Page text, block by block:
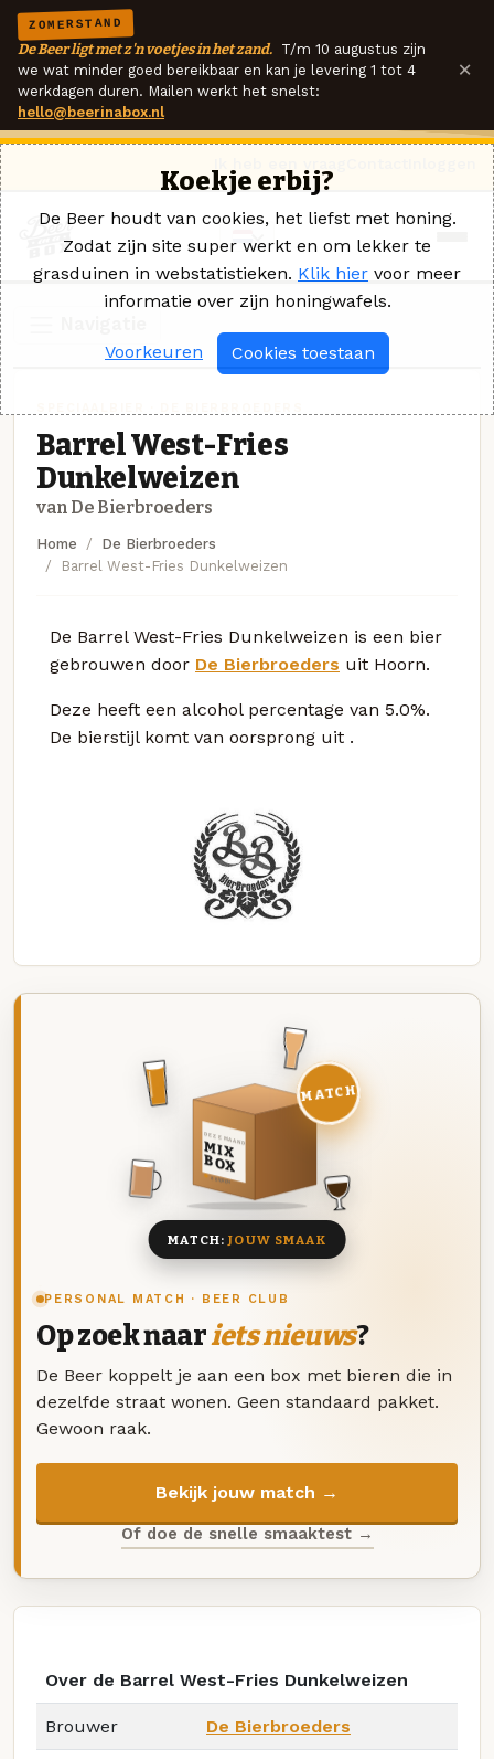
ZOMERSTAND
De Beer ligt met z'n voetjes in het zand. T/m 10 augustus zijn
we wat minder goed bereikbaar en kan je levering 1 tot 4
werkdagen duren. Mailen werkt het snelst:
hello@beerinabox.nl
×
Barrel West-Fries
Dunkelweizen
van De Bierbroeders
Home
De Bierbroeders
Barrel West-Fries Dunkelweizen
De Barrel West-Fries Dunkelweizen is een bier
gebrouwen door De Bierbroeders uit Hoorn.
Deze heeft een alcohol percentage van 5.0%.
De bierstijl komt van oorsprong uit .
PERSONAL MATCH · BEER CLUB
Op zoek naariets nieuws?
De Beer koppelt je aan een box met bieren die in
dezelfde straat wonen. Geen standaard pakket.
Gewoon raak.
Bekijk jouw match →
Of doe de snelle smaaktest →
DEZE MAAND
MIX
BOX
8 BIEREN
MATCH
MATCH:JOUW SMAAK
Over de Barrel West-Fries Dunkelweizen
Brouwer De Bierbroeders
Koekje erbij?
De Beer houdt van cookies, het liefst met honing.
Zodat zijn site super werkt en om lekker te
grasduinen in webstatistieken. Klik hier voor meer
informatie over zijn honingwafels.
Voorkeuren Cookies toestaan